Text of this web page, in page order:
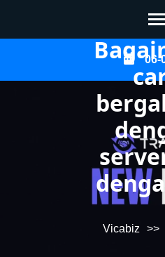
06-
Vicabiz >>